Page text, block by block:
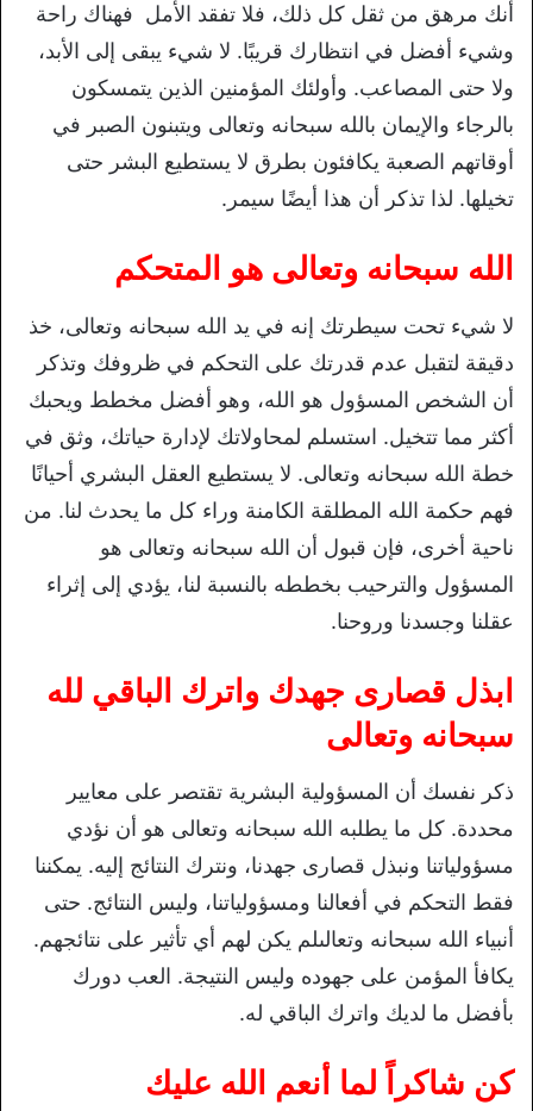
أنك مرهق من ثقل كل ذلك، فلا تفقد الأمل فهناك راحة
وشيء أفضل في انتظارك قريبًا. لا شيء يبقى إلى الأبد،
ولا حتى المصاعب. وأولئك المؤمنين الذين يتمسكون
بالرجاء والإيمان بالله سبحانه وتعالى ويتبنون الصبر في
أوقاتهم الصعبة يكافئون بطرق لا يستطيع البشر حتى
تخيلها. لذا تذكر أن هذا أيضًا سيمر.
الله سبحانه وتعالى هو المتحكم
لا شيء تحت سيطرتك إنه في يد الله سبحانه وتعالى، خذ
دقيقة لتقبل عدم قدرتك على التحكم في ظروفك وتذكر
أن الشخص المسؤول هو الله، وهو أفضل مخطط ويحبك
أكثر مما تتخيل. استسلم لمحاولاتك لإدارة حياتك، وثق في
خطة الله سبحانه وتعالى. لا يستطيع العقل البشري أحيانًا
فهم حكمة الله المطلقة الكامنة وراء كل ما يحدث لنا. من
ناحية أخرى، فإن قبول أن الله سبحانه وتعالى هو
المسؤول والترحيب بخططه بالنسبة لنا، يؤدي إلى إثراء
عقلنا وجسدنا وروحنا.
ابذل قصارى جهدك واترك الباقي لله
سبحانه وتعالى
ذكر نفسك أن المسؤولية البشرية تقتصر على معايير
محددة. كل ما يطلبه الله سبحانه وتعالى هو أن نؤدي
مسؤولياتنا ونبذل قصارى جهدنا، ونترك النتائج إليه. يمكننا
فقط التحكم في أفعالنا ومسؤولياتنا، وليس النتائج. حتى
أنبياء الله سبحانه وتعالىلم يكن لهم أي تأثير على نتائجهم.
يكافأ المؤمن على جهوده وليس النتيجة. العب دورك
بأفضل ما لديك واترك الباقي له.
كن شاكراً لما أنعم الله عليك